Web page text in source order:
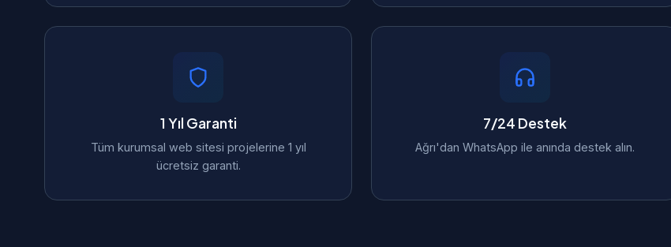
1 Yıl Garanti
Tüm kurumsal web sitesi projelerine 1 yıl
ücretsiz garanti.
7/24 Destek
Ağrı'dan WhatsApp ile anında destek alın.